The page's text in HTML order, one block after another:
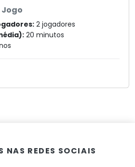
2 jogadores
20 minutos
NAS REDES SOCIAIS